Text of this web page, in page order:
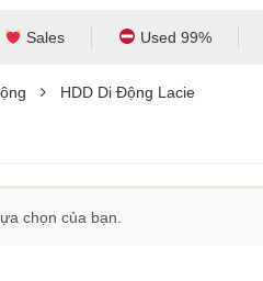
Sales Used 99%
HDD Di Động Lacie
chọn của bạn.